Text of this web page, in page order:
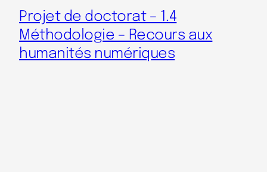
Projet de doctorat – 1.4
Méthodologie – Recours aux
humanités numériques